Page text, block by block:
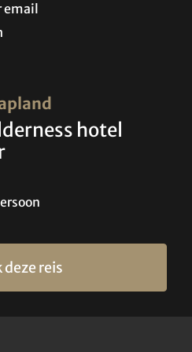
hotel
deze reis